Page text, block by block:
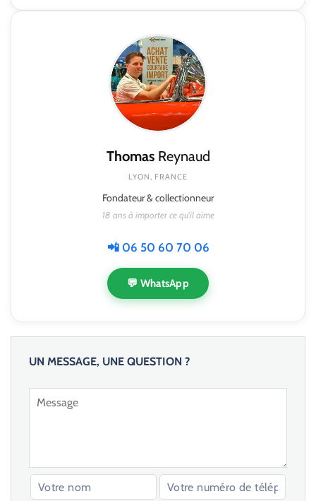
ThomasReynaud
LYON, FRANCE
Fondateur & collectionneur
18 ans à importer ce qu'il aime
📲 06 50 60 70 06
💬 WhatsApp
UN MESSAGE, UNE QUESTION ?